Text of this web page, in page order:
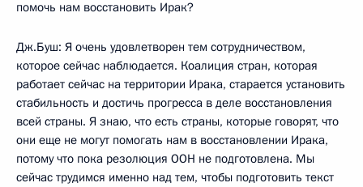
помочь нам восстановить Ирак?
Дж.Буш: Я очень удовлетворен тем сотрудничеством,
которое сейчас наблюдается. Коалиция стран, которая
работает сейчас на территории Ирака, старается установить
стабильность и достичь прогресса в деле восстановления
всей страны. Я знаю, что есть страны, которые говорят, что
они еще не могут помогать нам в восстановлении Ирака,
потому что пока резолюция ООН не подготовлена. Мы
сейчас трудимся именно над тем, чтобы подготовить текст